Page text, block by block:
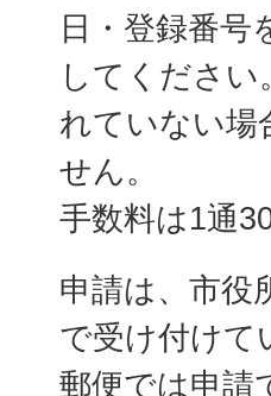
日・登録番号
してください
れていない場
せん。
手数料は1通
申請は、市役
で受け付けて
郵便では申請